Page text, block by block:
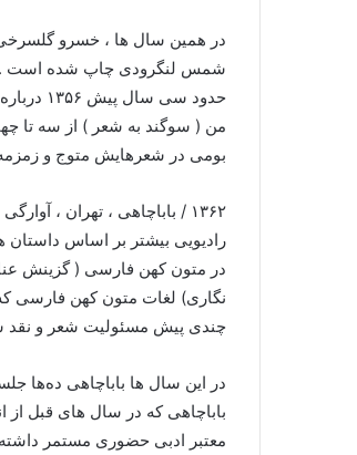
در همین سال ها ، خسرو گلسرخی
شمس لنگرودی چاپ شده است .
حدود
من ( سوگند به شعر ) از سه تا
بومی در شعرهایش متوج و زمزمه
۱۳۶۲ / باباچاهی ، تهران ،
رادیویی بیشتر بر اساس
در متون کهن فارسی ( گزینش
چندی پیش مسئولیت شعر و نقد
در این سال ها باباچاهی ده‌ها
باباچاهی که در سال های قبل
معتبر ادبی حضوری مستمر داشته